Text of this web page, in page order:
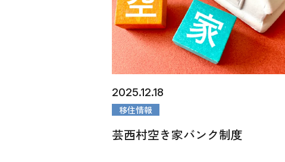
2025.12.18
移住情報
芸西村空き家バンク制度